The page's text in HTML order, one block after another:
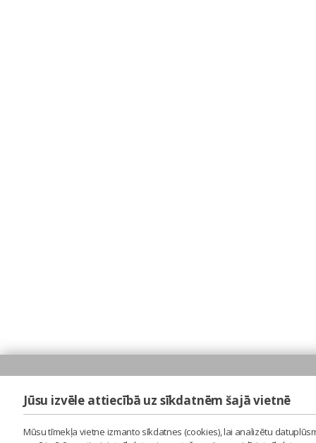
Jūsu izvēle attiecībā uz sīkdatnēm šajā vietnē
Mūsu tīmekļa vietne izmanto sīkdatnes (cookies), lai analizētu